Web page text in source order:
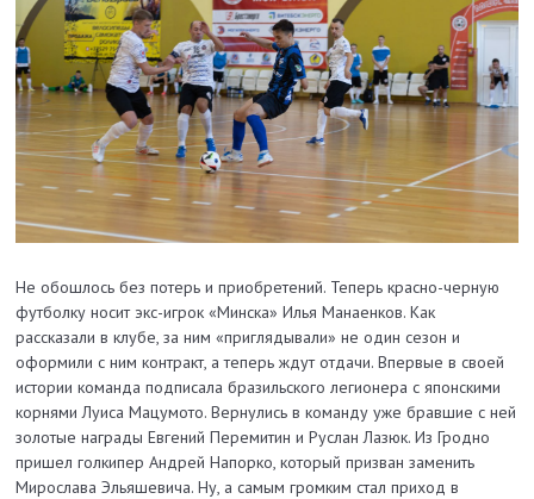
Не обошлось без потерь и приобретений. Теперь красно-черную
футболку носит экс-игрок «Минска» Илья Манаенков. Как
рассказали в клубе, за ним «приглядывали» не один сезон и
оформили с ним контракт, а теперь ждут отдачи. Впервые в своей
истории команда подписала бразильского легионера с японскими
корнями Луиса Мацумото. Вернулись в команду уже бравшие с ней
золотые награды Евгений Перемитин и Руслан Лазюк. Из Гродно
пришел голкипер Андрей Напорко, который призван заменить
Мирослава Эльяшевича. Ну, а самым громким стал приход в